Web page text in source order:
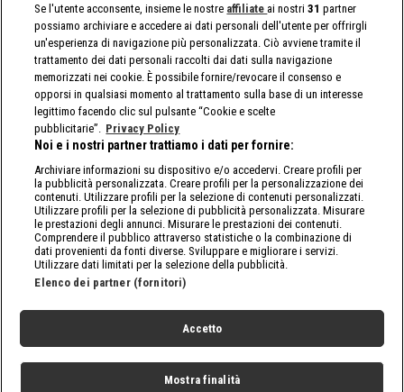
Se l'utente acconsente, insieme le nostre affiliate ai nostri31 partner
possiamo archiviare e accedere ai dati personali dell'utente per offrirgli
un'esperienza di navigazione più personalizzata. Ciò avviene tramite il
trattamento dei dati personali raccolti dai dati sulla navigazione
memorizzati nei cookie. È possibile fornire/revocare il consenso e
opporsi in qualsiasi momento al trattamento sulla base di un interesse
legittimo facendo clic sul pulsante “Cookie e scelte
pubblicitarie”. Privacy Policy
Noi e i nostri partner trattiamo i dati per fornire:
Archiviare informazioni su dispositivo e/o accedervi. Creare profili per
la pubblicità personalizzata. Creare profili per la personalizzazione dei
contenuti. Utilizzare profili per la selezione di contenuti personalizzati.
Utilizzare profili per la selezione di pubblicità personalizzata. Misurare
le prestazioni degli annunci. Misurare le prestazioni dei contenuti.
Comprendere il pubblico attraverso statistiche o la combinazione di
dati provenienti da fonti diverse. Sviluppare e migliorare i servizi.
Utilizzare dati limitati per la selezione della pubblicità.
Elenco dei partner (fornitori)
Accetto
Mostra finalità